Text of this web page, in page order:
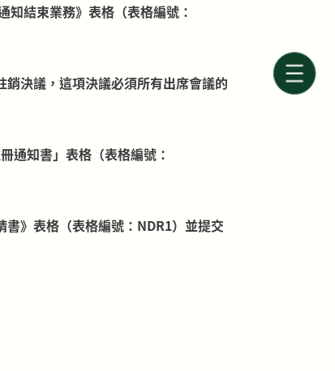
結束業務》表格（表格編號：
決議，這項決議必須所有出席會議的
通知書」表格（表格編號：
》表格（表格編號：NDR1）並提交